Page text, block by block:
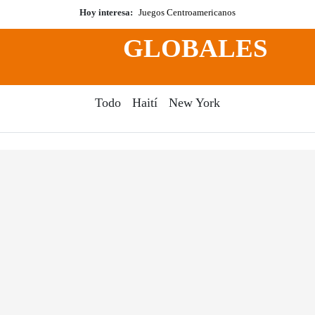
Hoy interesa: Juegos Centroamericanos
GLOBALES
Todo Haití New York